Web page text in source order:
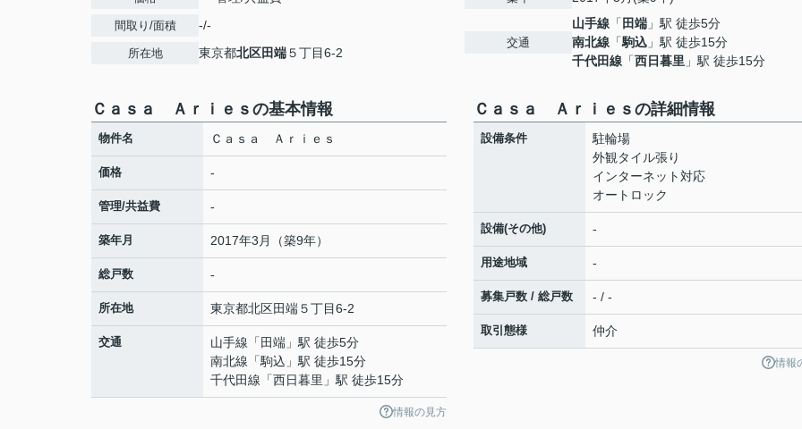
間取り/面積 -/-
所在地 東京都北区田端５丁目6-2
交通
山手線 「 田端 」駅 徒歩5分
南北線 「駒込 」駅 徒歩15分
千代田線 「西日暮里 」駅 徒歩15分
Ｃａｓａ Ａｒｉｅｓの基本情報
物件名 Ｃａｓａ Ａｒｉｅｓ
価格 -
管理/共益費 -
築年月 2017年3月（築9年）
総戸数 -
所在地 東京都北区田端５丁目6-2
交通 山手線 「 田端 」駅 徒歩5分
南北線 「駒込 」駅 徒歩15分
千代田線 「西日暮里 」駅 徒歩15分
情報の見方
Ｃａｓａ Ａｒｉｅｓの詳細情報
設備条件
駐輪場
外観タイル張り
インターネット対応
オートロック
設備(その他) -
用途地域 -
募集戸数 / 総戸数 - / -
取引態様 仲介
情報